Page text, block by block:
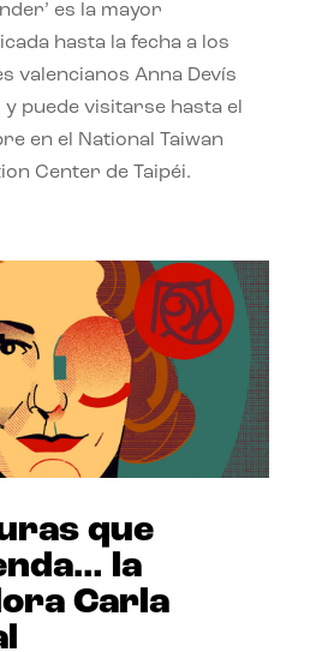
es la mayor
hasta la fecha a los
valencianos Anna Devís
y puede visitarse hasta el
en el National Taiwan
Center de Taipéi.
que
la
Carla